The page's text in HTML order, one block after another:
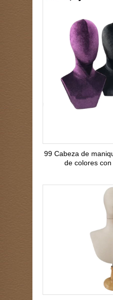
99 Cabeza de
de colores